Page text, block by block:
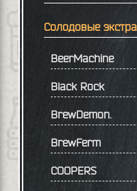
Солодовые
BeerMachine
Black Rock
BrewDemon.
BrewFerm
COOPERS